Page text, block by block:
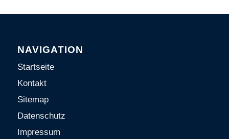
NAVIGATION
Startseite
Kontakt
Sitemap
Datenschutz
Impressum